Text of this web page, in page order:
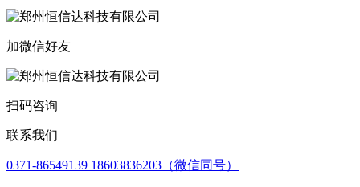
加微信好友
扫码咨询
联系我们
0371-86549139 18603836203（微信同号）